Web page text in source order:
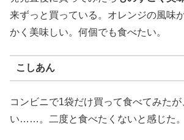
来ずっと買っている。オレンジの風味
かく美味しい。何個でも食べたい。
こしあん
コンビニで1袋だけ買って食べてみた
い……。二度と食べたくないと感じた。